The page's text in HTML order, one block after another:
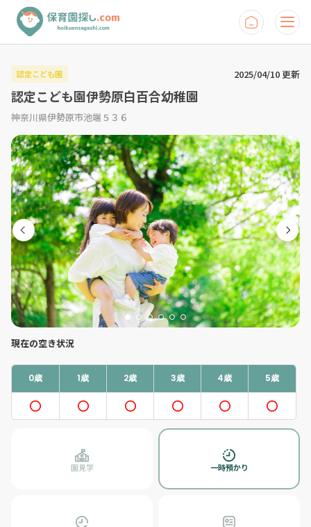
認定こども園 2025/04/10 更新
認定こども園伊勢原白百合幼稚園
神奈川県伊勢原市池端５３６
現在の空き状況
0歳 1歳 2歳 3歳 4歳 5歳
園見学 一時預かり